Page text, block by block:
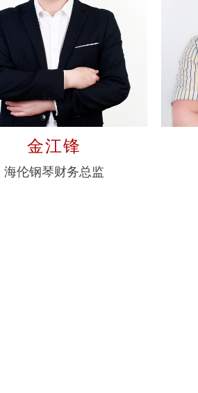
金江锋
海伦钢琴财务总监